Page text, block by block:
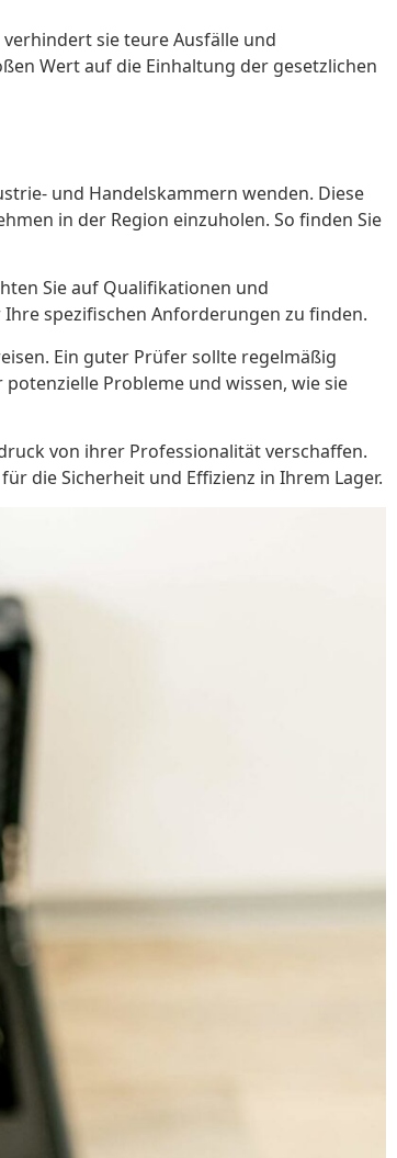
sie teure Ausfälle und
Wert auf die Einhaltung der gesetzlichen
und Handelskammern wenden. Diese
in der Region einzuholen. So finden Sie
Sie auf Qualifikationen und
spezifischen Anforderungen zu finden.
Ein guter Prüfer sollte regelmäßig
Probleme und wissen, wie sie
von ihrer Professionalität verschaffen.
die Sicherheit und Effizienz in Ihrem Lager.